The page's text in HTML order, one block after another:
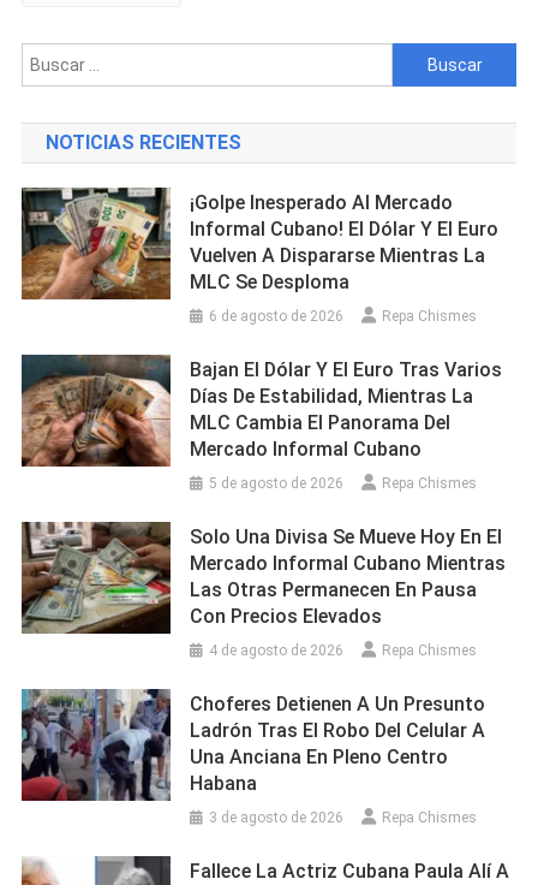
Habana:
Pide
Ayuda
Encontrarla
Buscar:
NOTICIAS RECIENTES
¡Golpe Inesperado Al Mercado
Informal Cubano! El Dólar Y El Euro
Vuelven A Dispararse Mientras La
MLC Se Desploma
6 de agosto de 2026 Repa Chismes
Bajan El Dólar Y El Euro Tras Varios
Días De Estabilidad, Mientras La
MLC Cambia El Panorama Del
Mercado Informal Cubano
5 de agosto de 2026 Repa Chismes
Solo Una Divisa Se Mueve Hoy En El
Mercado Informal Cubano Mientras
Las Otras Permanecen En Pausa
Con Precios Elevados
4 de agosto de 2026 Repa Chismes
Choferes Detienen A Un Presunto
Ladrón Tras El Robo Del Celular A
Una Anciana En Pleno Centro
Habana
3 de agosto de 2026 Repa Chismes
Fallece La Actriz Cubana Paula Alí A